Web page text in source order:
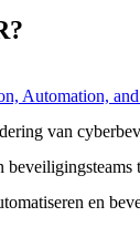
Automation,
van
beveiligingsteams
en